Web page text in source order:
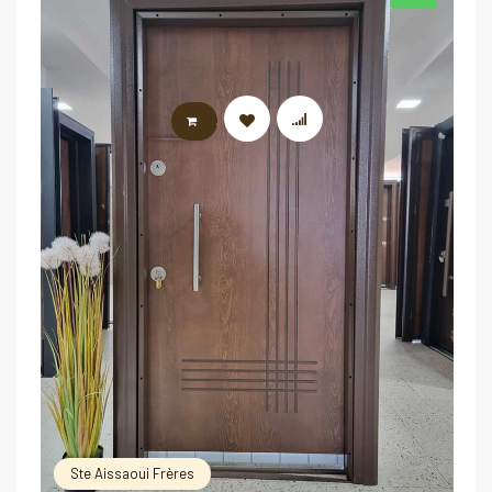
Ste Aissaoui Frères
AJOUTER AU PANIER